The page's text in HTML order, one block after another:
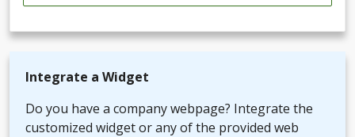
Integrate a Widget
Do you have a company webpage? Integrate the
customized widget or any of the provided web